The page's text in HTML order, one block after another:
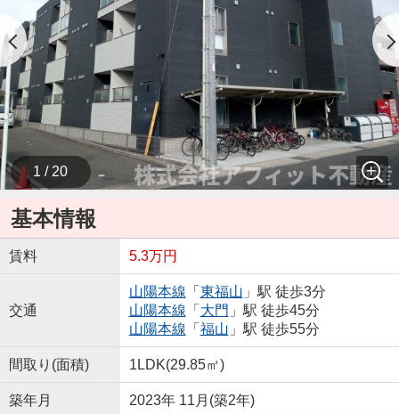
1 / 20
基本情報
賃料 5.3万円
交通
山陽本線 「 東福山 」駅 徒歩3分
山陽本線 「 大門 」駅 徒歩45分
山陽本線 「 福山 」駅 徒歩55分
間取り(面積) 1LDK(29.85㎡)
築年月 2023年 11月(築2年)